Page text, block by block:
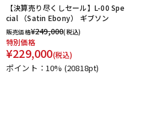
【決算売り尽くしセール】L-00 Spe
cial （Satin Ebony） ギブソン
販売価格¥249,000(税込)
特別価格
¥229,000(税込)
ポイント：10% (20818pt)